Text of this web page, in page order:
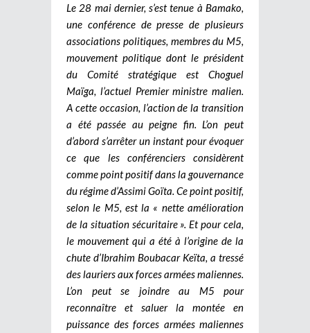
Le 28 mai dernier, s’est tenue à Bamako,
une conférence de presse de plusieurs
associations politiques, membres du M5,
mouvement politique dont le président
du Comité stratégique est Choguel
Maïga, l’actuel Premier ministre malien.
A cette occasion, l’action de la transition
a été passée au peigne fin. L’on peut
d’abord s’arrêter un instant pour évoquer
ce que les conférenciers considèrent
comme point positif dans la gouvernance
du régime d’Assimi Goïta. Ce point positif,
selon le M5, est la « nette amélioration
de la situation sécuritaire ». Et pour cela,
le mouvement qui a été à l’origine de la
chute d’Ibrahim Boubacar Keïta, a tressé
des lauriers aux forces armées maliennes.
L’on peut se joindre au M5 pour
reconnaître et saluer la montée en
puissance des forces armées maliennes